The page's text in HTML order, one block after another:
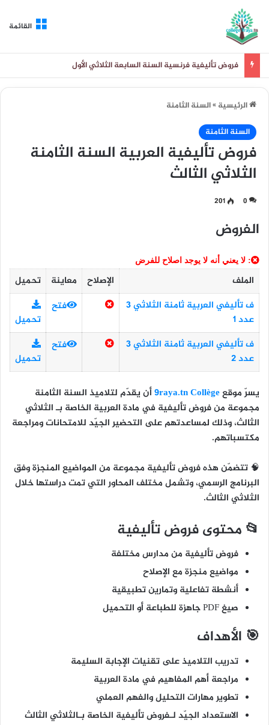
القائمة
فروض تأليفية فرنسية السنة السابعة الثلاثي الأول
الرئيسية»السنة الثامنة
السنة الثامنة
فروض تأليفية العربية السنة الثامنة
الثلاثي الثالث
0
201
الفروض
: لا يعني أنه لا يوجد اصلاح للفرض
الملف الإصلاح معاينة
تحميل
ف تأليفي العربية ثامنة الثلاثي 3
عدد 1
فتح
تحميل
ف تأليفي العربية ثامنة الثلاثي 3
عدد 2
فتح
تحميل
يسرّ موقع9raya.tn Collègeأن يقدّم لتلاميذ السنة الثامنة
مجموعة منفروض تأليفية في مادة العربية الخاصة بـالثلاثي
الثالث، وذلك لمساعدتهم على التحضير الجيّد للامتحانات ومراجعة
مكتسباتهم.
🧠 تتضمّن هذه فروض تأليفية مجموعة من المواضيع المنجزة وفق
البرنامج الرسمي، وتشمل مختلف المحاور التي تمت دراستها خلال
الثلاثي الثالث.
📂 محتوى فروض تأليفية
فروض تأليفية من مدارس مختلفة
مواضيع منجزة مع الإصلاح
أنشطة تفاعلية وتمارين تطبيقية
صيغ PDF جاهزة للطباعة أو التحميل
🎯 الأهداف
تدريب التلاميذ على تقنيات الإجابة السليمة
مراجعة أهم المفاهيم في مادة العربية
تطوير مهارات التحليل والفهم العملي
الاستعداد الجيّد لـفروض تأليفية الخاصة بـالثلاثي الثالث